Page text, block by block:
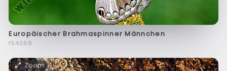
Europäischer Brahmaspinner Männchen
f54369
Zoom